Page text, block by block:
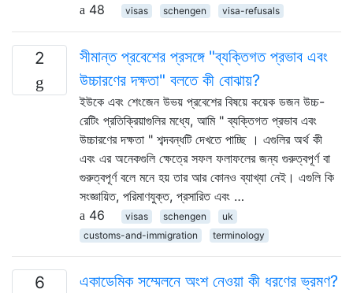
48
visas schengen visa-refusals
2
সীমান্ত প্রবেশের প্রসঙ্গে "ব্যক্তিগত প্রভাব এবং
উচ্চারণের দক্ষতা" বলতে কী বোঝায়?
ইউকে এবং শেংজেন উভয় প্রবেশের বিষয়ে কয়েক ডজন উচ্চ-
রেটিং প্রতিক্রিয়াগুলির মধ্যে, আমি " ব্যক্তিগত প্রভাব এবং
উচ্চারণের দক্ষতা " শব্দবন্ধটি দেখতে পাচ্ছি । এগুলির অর্থ কী
এবং এর অনেকগুলি ক্ষেত্রে সফল ফলাফলের জন্য গুরুত্বপূর্ণ বা
গুরুত্বপূর্ণ বলে মনে হয় তার আর কোনও ব্যাখ্যা নেই। এগুলি কি
সংজ্ঞায়িত, পরিমাণযুক্ত, প্রসারিত এবং …
46
visas schengen
uk
customs-and-immigration
terminology
6 একাডেমিক সম্মেলনে অংশ নেওয়া কী ধরণের ভ্রমণ?